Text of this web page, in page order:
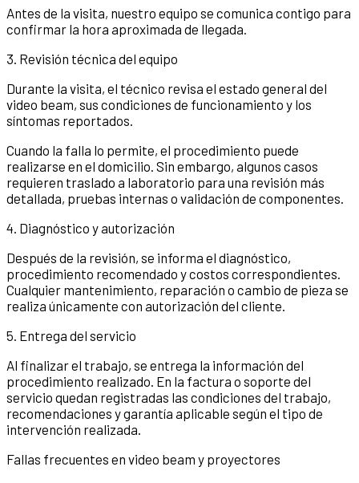
Antes de la visita, nuestro equipo se comunica contigo para
confirmar la hora aproximada de llegada.
3. Revisión técnica del equipo
Durante la visita, el técnico revisa el estado general del
video beam, sus condiciones de funcionamiento y los
síntomas reportados.
Cuando la falla lo permite, el procedimiento puede
realizarse en el domicilio. Sin embargo, algunos casos
requieren traslado a laboratorio para una revisión más
detallada, pruebas internas o validación de componentes.
4. Diagnóstico y autorización
Después de la revisión, se informa el diagnóstico,
procedimiento recomendado y costos correspondientes.
Cualquier mantenimiento, reparación o cambio de pieza se
realiza únicamente con autorización del cliente.
5. Entrega del servicio
Al finalizar el trabajo, se entrega la información del
procedimiento realizado. En la factura o soporte del
servicio quedan registradas las condiciones del trabajo,
recomendaciones y garantía aplicable según el tipo de
intervención realizada.
Fallas frecuentes en video beam y proyectores